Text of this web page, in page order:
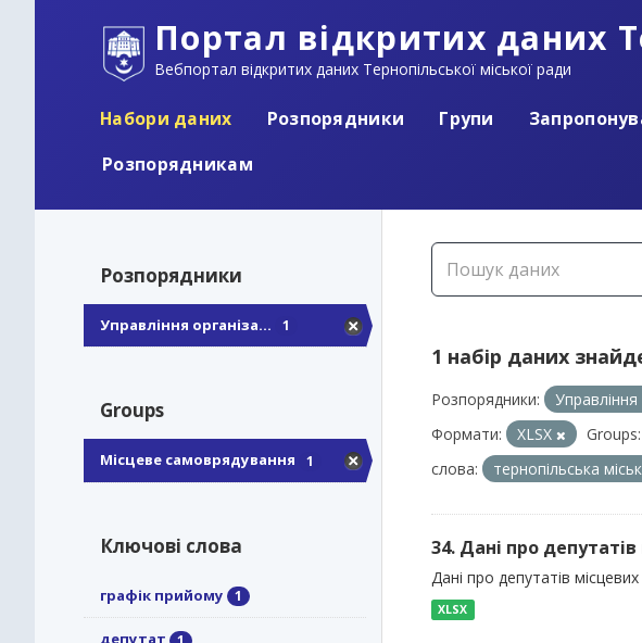
Портал відкритих даних
Вебпортал відкритих даних Тернопільської міської ради
Набори даних Розпорядники Групи
Розпорядникам
Розпорядники
Управління організа... 1
Groups
Місцеве самоврядування 1
Ключові слова
графік прийому 1
депутат
1 набір даних
Розпорядники:
Формати:
XLSX Groups:
слова:
тернопільська
34. Дані про
Дані про депутатів
XLSX